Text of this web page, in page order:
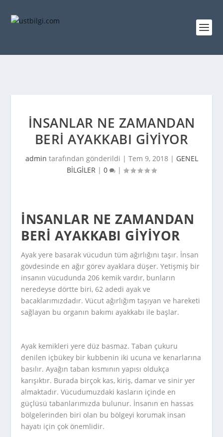
İNSANLAR NE ZAMANDAN
BERI AYAKKABI GIYIYOR
admin tarafından gönderildi | Tem 9, 2018| GENEL
BİLGİLER | 0 |
İNSANLAR NE ZAMANDAN
BERI AYAKKABI GIYIYOR
Ayak yere basarak vücudun tüm ağırlığını taşır. İnsan
gövdesinde en ağır görev ayaklara düşer. Yetişmiş bir
insanın vücudunda 206 kemik vardır, bunların
neredeyse dörtte biri, 62 adedi ayak ve
bacaklarımızdadır. Vücut ağırlığım taşıyan ve hareketi
sağlayan bu organın bakımı ayakkabı ile başlar.
Ayak kemikleri yere düz basmaz. Taban çukuru
denilen içbükey bir kubbenin iki ucuna ve kenarlarına
basılır. Ayağın taban kısmının yapısı oldukça
karışıktır. Burada birçok kas, kiriş, damar ve sinir yer
almaktadır. Vücudumuzdaki kasların içinde en
güçlüsü tabanlarımızda bulunur. İnsanın en hassas
bölgelerinden biri olan bu bölgeyi korumak insan
hayatı için çok önemlidir.